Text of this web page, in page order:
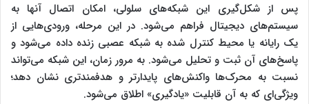
پس از شکل‌گیری این شبکه‌های سلولی، امکان اتصال آنها به
سیستم‌های دیجیتال فراهم می‌شود. در این مرحله، ورودی‌هایی از
یک رایانه یا محیط کنترل‌ شده به شبکه عصبی زنده داده می‌شود و
پاسخ‌های آن ثبت و تحلیل می‌شود. به مرور زمان، این شبکه می‌تواند
نسبت به محرک‌ها واکنش‌های پایدارتر و هدفمندتری نشان دهد؛
ویژگی‌ای که به آن قابلیت «یادگیری» اطلاق می‌شود.